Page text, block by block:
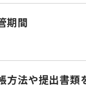
期間
方法や提出書類